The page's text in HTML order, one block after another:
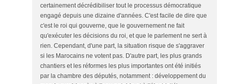
certainement décrédibiliser tout le processus démocratique
engagé depuis une dizaine d'années. C'est facile de dire que
c'est le roi qui gouverne, que le gouvernement ne fait
qu'exécuter les décisions du roi, et que le parlement ne sert à
rien. Cependant, d'une part, la situation risque de s'aggraver
si les Marocains ne votent pas. D'autre part, les plus grands
chantiers et les réformes les plus importantes ont été initiés
par la chambre des députés, notamment : développement du